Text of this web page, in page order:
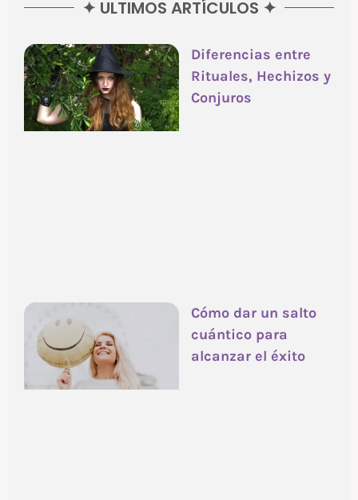
✦ ULTIMOS ARTÍCULOS ✦
Diferencias entre
Rituales, Hechizos y
Conjuros
Cómo dar un salto
cuántico para
alcanzar el éxito